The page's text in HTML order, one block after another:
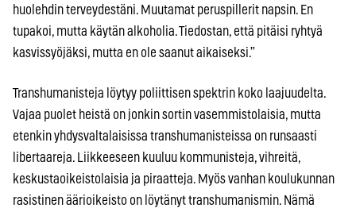
huolehdin terveydestäni. Muutamat peruspillerit napsin. En
tupakoi, mutta käytän alkoholia. Tiedostan, että pitäisi ryhtyä
kasvissyöjäksi, mutta en ole saanut aikaiseksi.”
Transhumanisteja löytyy poliittisen spektrin koko laajuudelta.
Vajaa puolet heistä on jonkin sortin vasemmistolaisia, mutta
etenkin yhdysvaltalaisissa transhumanisteissa on runsaasti
libertaareja. Liikkeeseen kuuluu kommunisteja, vihreitä,
keskustaoikeistolaisia ja piraatteja. Myös vanhan koulukunnan
rasistinen äärioikeisto on löytänyt transhumanismin. Nämä